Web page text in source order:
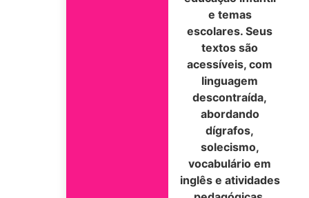
e temas
escolares. Seus
textos são
acessíveis, com
linguagem
descontraída,
abordando
dígrafos,
solecismo,
vocabulário em
inglês e atividades